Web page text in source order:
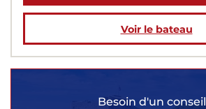
Voir le bateau
Besoin d'un